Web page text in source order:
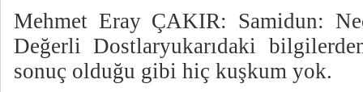
Mehmet Eray ÇAKIR: Samidun:
Değerli Dostlaryukarıdaki
sonuç olduğu gibi hiç kuşkum yok.